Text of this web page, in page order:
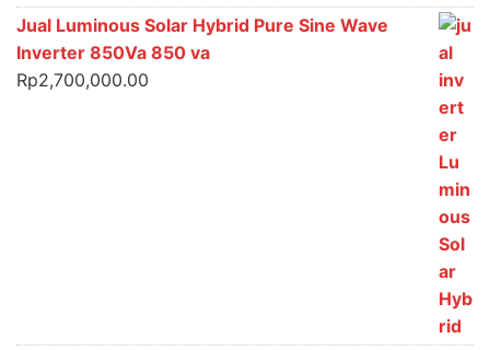
price
was:
price
Jual Luminous Solar Hybrid Pure Sine Wave
Inverter 850Va 850 va
Rp2,700,000.00